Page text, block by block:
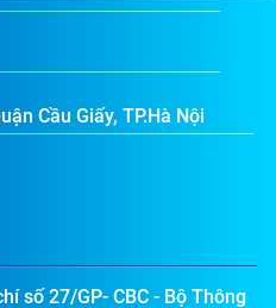
Cầu Giấy, TP.Hà Nội
số 27/GP- CBC - Bộ Thông